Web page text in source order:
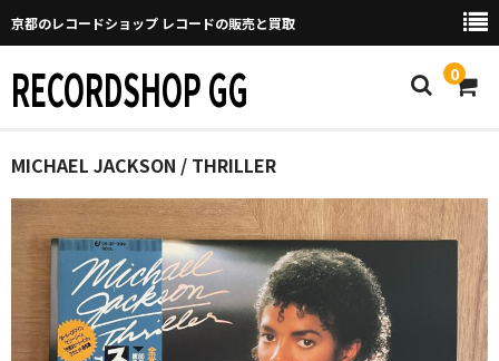
京都のレコードショップ レコードの販売と買取
RECORDSHOP GG 0
Home
マイページ
GGについて
買取について
取り置きなどについて
MICHAEL JACKSON / THRILLER